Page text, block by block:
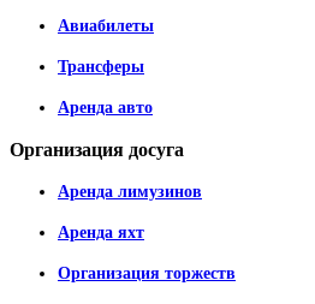
Авиабилеты
Трансферы
Аренда авто
Организация досуга
Аренда лимузинов
Аренда яхт
Организация торжеств